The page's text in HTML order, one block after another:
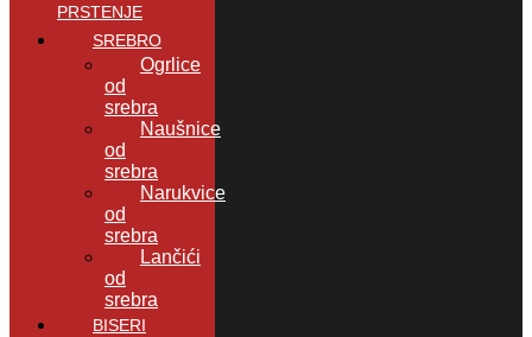
PRSTENJE
SREBRO
Ogrlice
od
srebra
Naušnice
od
srebra
Narukvice
od
srebra
Lančići
od
srebra
BISERI